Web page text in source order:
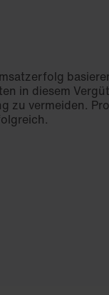
in diesem
zu vermeiden.